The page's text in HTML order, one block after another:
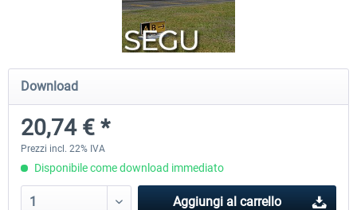
Bonaire Flamingo Airport X
Download
20,74 € *
Prezzi incl. 22% IVA
Disponibile come download immediato
Aggiungi al carrello